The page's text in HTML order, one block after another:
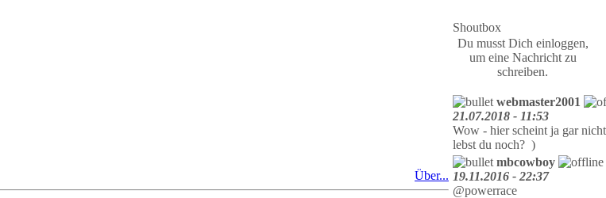
Über...
Shoutbox
Du musst Dich einloggen,
um eine Nachricht zu
schreiben.
webmaster2001
21.07.2018 - 11:53
Wow - hier scheint ja gar
lebst du noch? )
mbcowboy
19.11.2016 - 22:37
@powerrace